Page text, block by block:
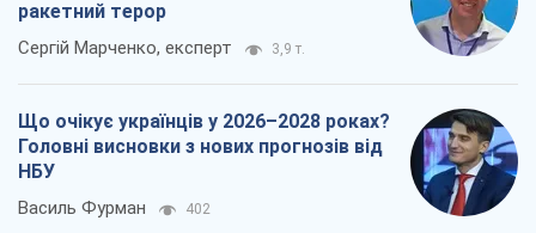
ракетний терор
Сергій Марченко, експерт 3,9 т.
Що очікує українців у 2026–2028 роках?
Головні висновки з нових прогнозів від
НБУ
Василь Фурман 402